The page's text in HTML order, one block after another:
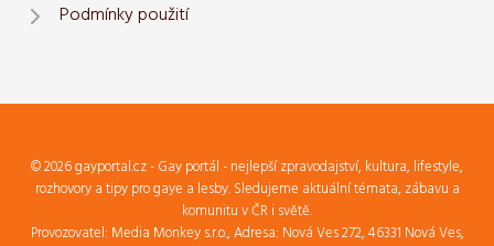
Podmínky použití
© 2026 gayportal.cz - Gay portál - nejlepší zpravodajství, kultura, lifestyle,
rozhovory a tipy pro gaye a lesby. Sledujeme aktuální témata, zábavu a
komunitu v ČR i světě.
Provozovatel: Media Monkey s.r.o., Adresa: Nová Ves 272, 46331 Nová Ves,